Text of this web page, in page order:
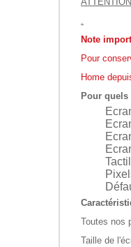
.
Note
Pour
Home
Pour
Toutes nos
Taille de